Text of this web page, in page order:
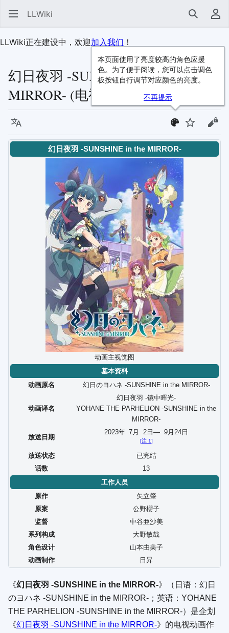
LLWiki 搜索 用
LLWiki正在建设中，欢迎加入我们 ！
幻日夜羽 -SUNSHINE in the
MIRROR- (电视动画)
语言 监视 查
幻日夜羽 -SUNSHINE in the MIRROR-
动画主视觉图
基本资料
动画原名
幻日のヨハネ -SUNSHINE in the MIRROR-
动画译名
幻日夜羽 -镜中晖光-
YOHANE THE PARHELION -SUNSHINE in the
MIRROR-
放送日期
2023年 7月 2 日— 9月 24 日
[注 1]
放送状态
已完结
话数
13
工作人员
原作
矢立肇
原案
公野櫻子
监督
中谷亜沙美
系列构成
大野敏哉
角色设计
山本由美子
动画制作
日昇
《幻日夜羽 -SUNSHINE in the MIRROR-》（日语： 幻日
のヨハネ -SUNSHINE in the MIRROR- ；英语： YOHANE
THE PARHELION -SUNSHINE in the MIRROR-）是企划
《幻日夜羽 -SUNSHINE in the MIRROR-》的电视动画作
本页面使用了亮度较高的角色应援
色。为了便于阅读，您可以点击调色
板按钮自行调节对应颜色的亮度。
不再提示